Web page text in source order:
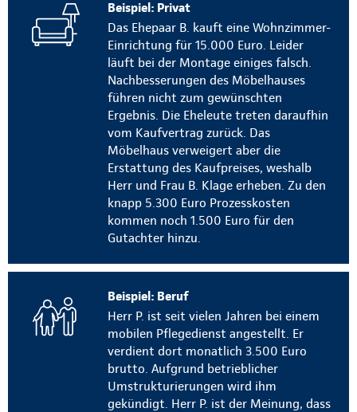
Beispiel: Privat
Das Ehepaar B. kauft eine Wohnzimmer-
Einrichtung für 15.000 Euro. Leider
läuft bei der Montage einiges falsch.
Nachbesserungen des Möbelhauses
führen nicht zum gewünschten
Ergebnis. Die Eheleute treten daraufhin
vom Kaufvertrag zurück. Das
Möbelhaus verweigert aber die
Erstattung des Kaufpreises, weshalb
Herr und Frau B. Klage erheben. Zu den
knapp 5.300 Euro Prozesskosten
kommen noch 1.500 Euro für den
Gutachter hinzu.
Beispiel: Beruf
Herr P. ist seit vielen Jahren bei einem
mobilen Pflegedienst angestellt. Er
verdient dort monatlich 3.500 Euro
brutto. Aufgrund betrieblicher
Umstrukturierungen wird ihm
gekündigt. Herr P. ist der Meinung, dass